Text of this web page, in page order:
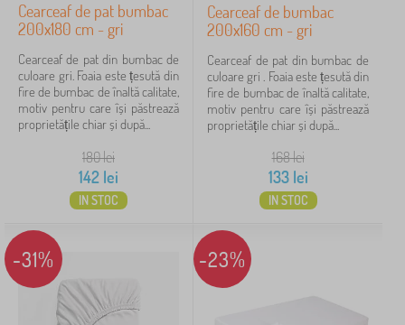
Cearceaf de pat bumbac
200x180 cm - gri
Cearceaf de pat din bumbac de
culoare gri. Foaia este țesută din
fire de bumbac de înaltă calitate,
motiv pentru care își păstrează
proprietățile chiar și după...
180lei
142 lei
IN STOC
Cearceaf de bumbac
200x160 cm - gri
Cearceaf de pat din bumbac de
culoare gri . Foaia este țesută din
fire de bumbac de înaltă calitate,
motiv pentru care își păstrează
proprietățile chiar și după...
168lei
133lei
IN STOC
-31% -23%